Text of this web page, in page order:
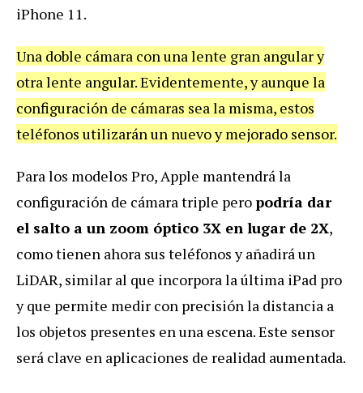
iPhone 11.
Una doble cámara con una lente gran angular y
otra lente angular. Evidentemente, y aunque la
configuración de cámaras sea la misma, estos
teléfonos utilizarán un nuevo y mejorado sensor.
Para los modelos Pro, Apple mantendrá la
configuración de cámara triple peropodría dar
el salto a un zoom óptico 3X en lugar de 2X,
como tienen ahora sus teléfonos y añadirá un
LiDAR, similar al que incorpora la última iPad pro
y que permite medir con precisión la distancia a
los objetos presentes en una escena. Este sensor
será clave en aplicaciones de realidad aumentada.